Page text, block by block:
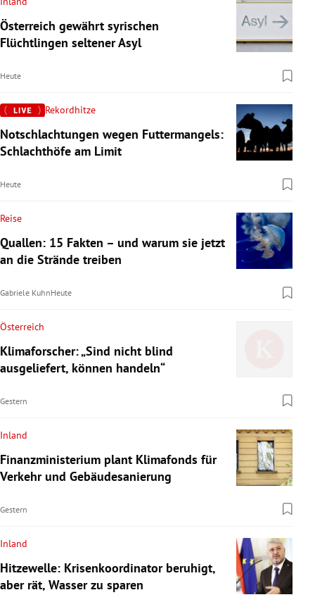
Österreich gewährt syrischen
Flüchtlingen seltener Asyl
Heute
Rekordhitze
Notschlachtungen wegen Futtermangels:
Schlachthöfe am Limit
Heute
Reise
Quallen: 15 Fakten – und warum sie jetzt
an die Strände treiben
Gabriele KuhnHeute
Österreich
Klimaforscher: „Sind nicht blind
ausgeliefert, können handeln“
Gestern
Inland
Finanzministerium plant Klimafonds für
Verkehr und Gebäudesanierung
Gestern
Inland
Hitzewelle: Krisenkoordinator beruhigt,
aber rät, Wasser zu sparen